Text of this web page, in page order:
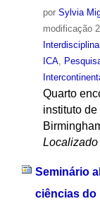
por Sylvia
modificação
ICA,
Quarto
instituto
Localizado
Seminário
ciências do